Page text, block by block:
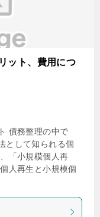
ット、費用につ
債務整理の中で
として知られる個
「小規模個人再
人再生と小規模個